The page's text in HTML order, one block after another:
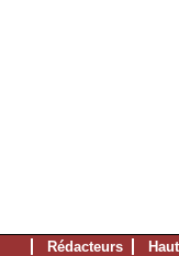
Rédacteurs